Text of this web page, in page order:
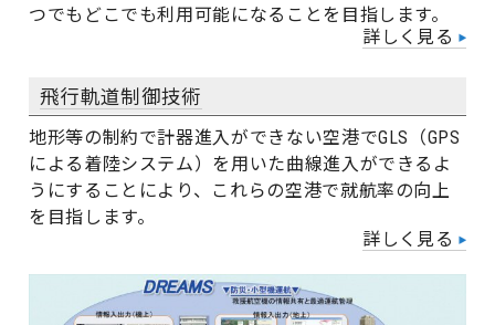
つでもどこでも利用可能になることを目指します。
詳しく見る
飛行軌道制御技術
地形等の制約で計器進入ができない空港でGLS（GPS
による着陸システム）を用いた曲線進入ができるよ
うにすることにより、これらの空港で就航率の向上
を目指します。
詳しく見る